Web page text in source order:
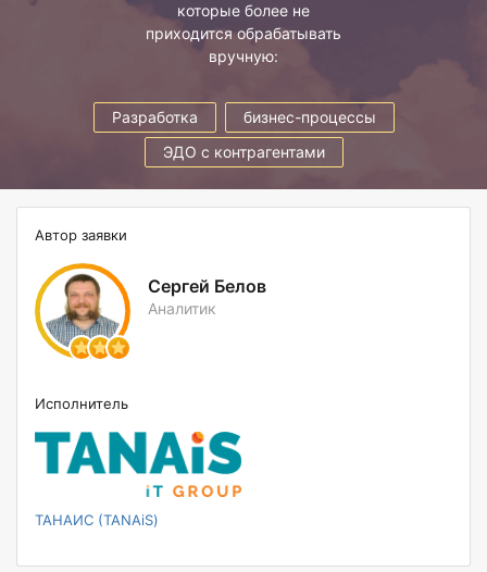
которые более не
приходится обрабатывать
вручную:
Разработка
бизнес-процессы
ЭДО с контрагентами
Автор заявки
Сергей Белов
Аналитик
Исполнитель
ТАНАИС (TANAiS)